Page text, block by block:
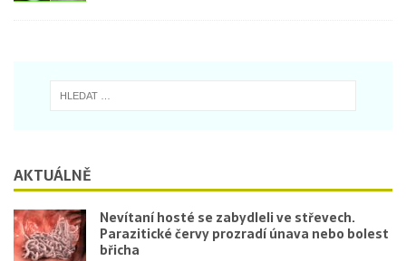
AKTUÁLNĚ
Nevítaní hosté se zabydleli ve střevech.
Parazitické červy prozradí únava nebo bolest
břicha